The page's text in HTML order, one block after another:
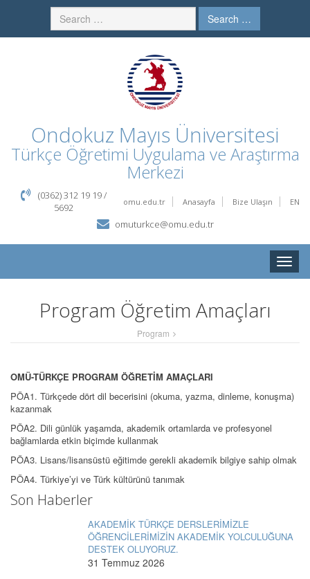
Search …
Ondokuz Mayıs Üniversitesi
Türkçe Öğretimi Uygulama ve Araştırma
Merkezi
omu.edu.tr Anasayfa Bize Ulaşın EN
(0362) 312 19 19 /
5692
omuturkce@omu.edu.tr
Toggle
Program Öğretim Amaçları
Program
OMÜ-TÜRKÇE PROGRAM ÖĞRETİM AMAÇLARI
PÖA1. Türkçede dört dil becerisini (okuma, yazma, dinleme, konuşma)
kazanmak
PÖA2. Dili günlük yaşamda, akademik ortamlarda ve profesyonel
bağlamlarda etkin biçimde kullanmak
PÖA3. Lisans/lisansüstü eğitimde gerekli akademik bilgiye sahip olmak
PÖA4. Türkiye’yi ve Türk kültürünü tanımak
Son Haberler
AKADEMİK TÜRKÇE DERSLERİMİZLE
ÖĞRENCİLERİMİZİN AKADEMİK YOLCULUĞUNA
DESTEK OLUYORUZ.
31 Temmuz 2026